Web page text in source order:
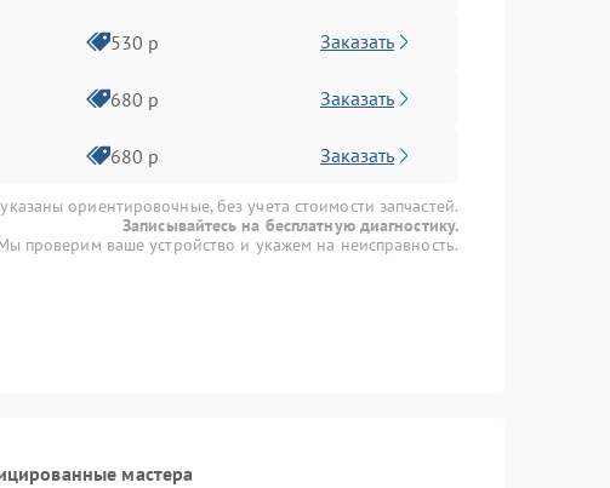
530 р Заказать
680 р Заказать
680 р Заказать
ориентировочные, без учета стоимости запчастей.
Записывайтесь на бесплатную диагностику.
проверим ваше устройство и укажем на неисправность.
мастера